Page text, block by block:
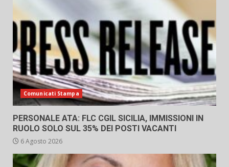
Comunicati Stampa
PERSONALE ATA: FLC CGIL SICILIA, IMMISSIONI IN
RUOLO SOLO SUL 35% DEI POSTI VACANTI
6 Agosto 2026